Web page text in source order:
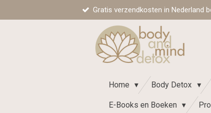
Gratis verzendkosten in Nederland
Home Body Detox
E-Books en Boeken